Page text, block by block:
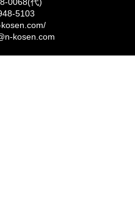
5103
kosen.com